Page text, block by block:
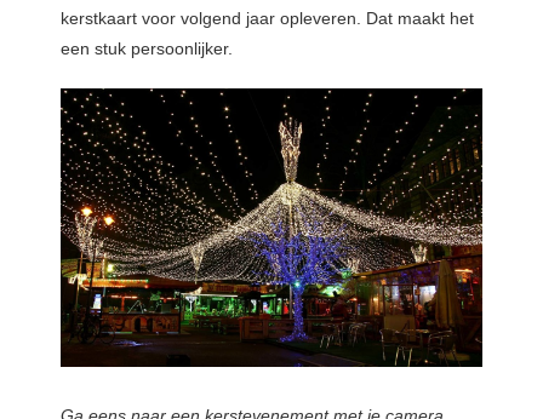
kerstkaart voor volgend jaar opleveren. Dat maakt het
een stuk persoonlijker.